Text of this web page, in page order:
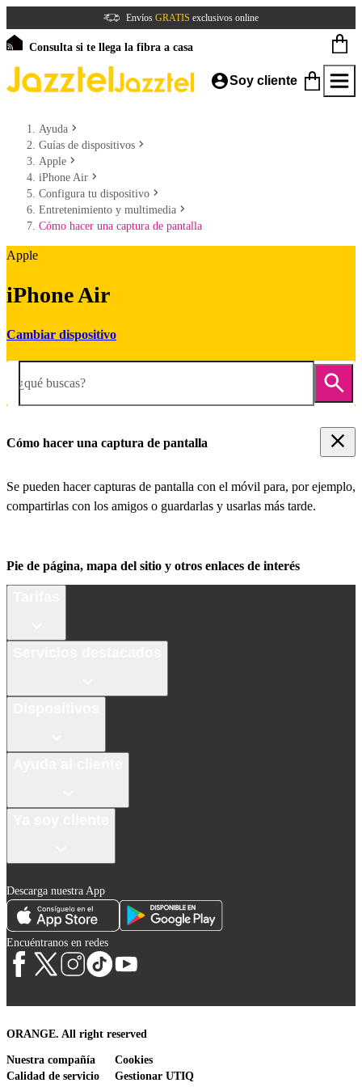
Envíos GRATIS exclusivos online
Consulta si te llega la fibra a casa
Soy cliente
Ayuda
Guías de dispositivos
Apple
iPhone Air
Configura tu dispositivo
Entretenimiento y multimedia
Cómo hacer una captura de pantalla
Apple
iPhone Air
Cambiar dispositivo
¿qué buscas?
Cómo hacer una captura de pantalla
Se pueden hacer capturas de pantalla con el móvil para, por ejemplo,
compartirlas con los amigos o guardarlas y usarlas más tarde.
Pie de página, mapa del sitio y otros enlaces de interés
Descarga nuestra App
Encuéntranos en redes
ORANGE. All right reserved
Nuestra compañía
Calidad de servicio
Cookies
Gestionar UTIQ